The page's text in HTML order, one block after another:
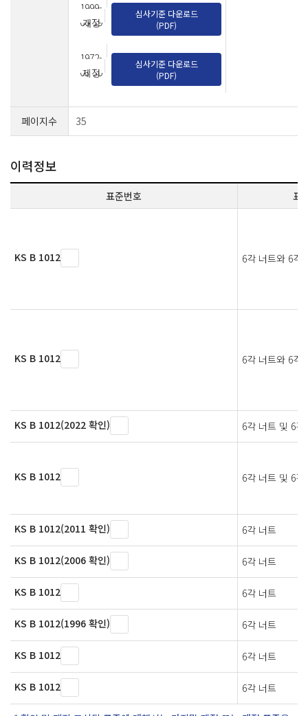
1999-
06-19
개정
심사기준 다운로드
(PDF)
1972-
03-30
제정
심사기준 다운로드
(PDF)
페이지수 35
이력정보
표준번호 표
KS B 1012 6각 너트와 6각
KS B 1012 6각 너트와 6각
KS B 1012(2022 확인) 6각 너트 및 6각
KS B 1012 6각 너트 및 6각
KS B 1012(2011 확인) 6각 너트
KS B 1012(2006 확인) 6각 너트
KS B 1012 6각 너트
KS B 1012(1996 확인) 6각 너트
KS B 1012 6각 너트
KS B 1012 6각 너트